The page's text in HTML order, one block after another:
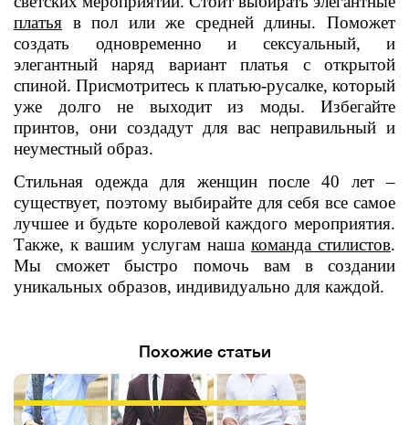
платья в пол или же средней длины. Поможет
создать одновременно и сексуальный, и
элегантный наряд вариант платья с открытой
спиной. Присмотритесь к платью-русалке, который
уже долго не выходит из моды. Избегайте
принтов, они создадут для вас неправильный и
неуместный образ.
Стильная одежда для женщин после 40 лет –
существует, поэтому выбирайте для себя все самое
лучшее и будьте королевой каждого мероприятия.
Также, к вашим услугам наша команда стилистов.
Мы сможет быстро помочь вам в создании
уникальных образов, индивидуально для каждой.
Похожие статьи